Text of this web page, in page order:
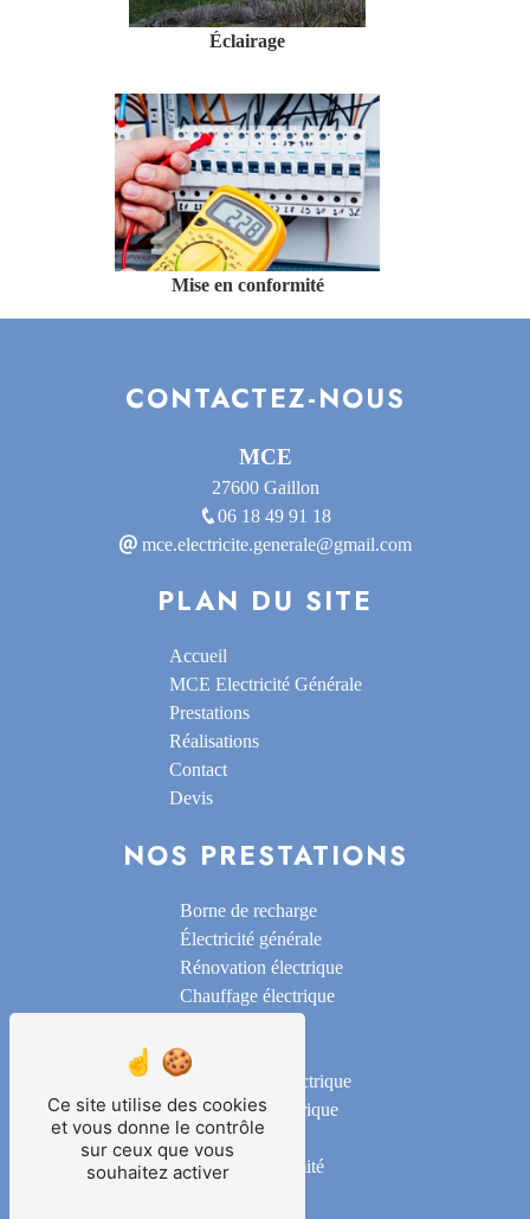
Éclairage
Mise en conformité
CONTACTEZ-NOUS
MCE
27600 Gaillon
06 18 49 91 18
mce.electricite.generale@gmail.com
PLAN DU SITE
Accueil
MCE Electricité Générale
Prestations
Réalisations
Contact
Devis
NOS PRESTATIONS
Borne de recharge
Électricité générale
Rénovation électrique
Chauffage électrique
Domotique
Motorisation électrique
Installation électrique
Éclairage
Mise en conformité
Ce site utilise des cookies
et vous donne le contrôle
sur ceux que vous
souhaitez activer